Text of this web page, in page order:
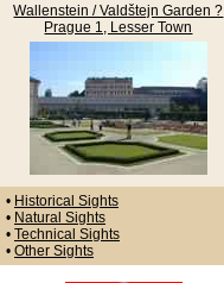
Wallenstein / Valdštejn Garden ?
Prague 1, Lesser Town
• Historical Sights
• Natural Sights
• Technical Sights
• Other Sights